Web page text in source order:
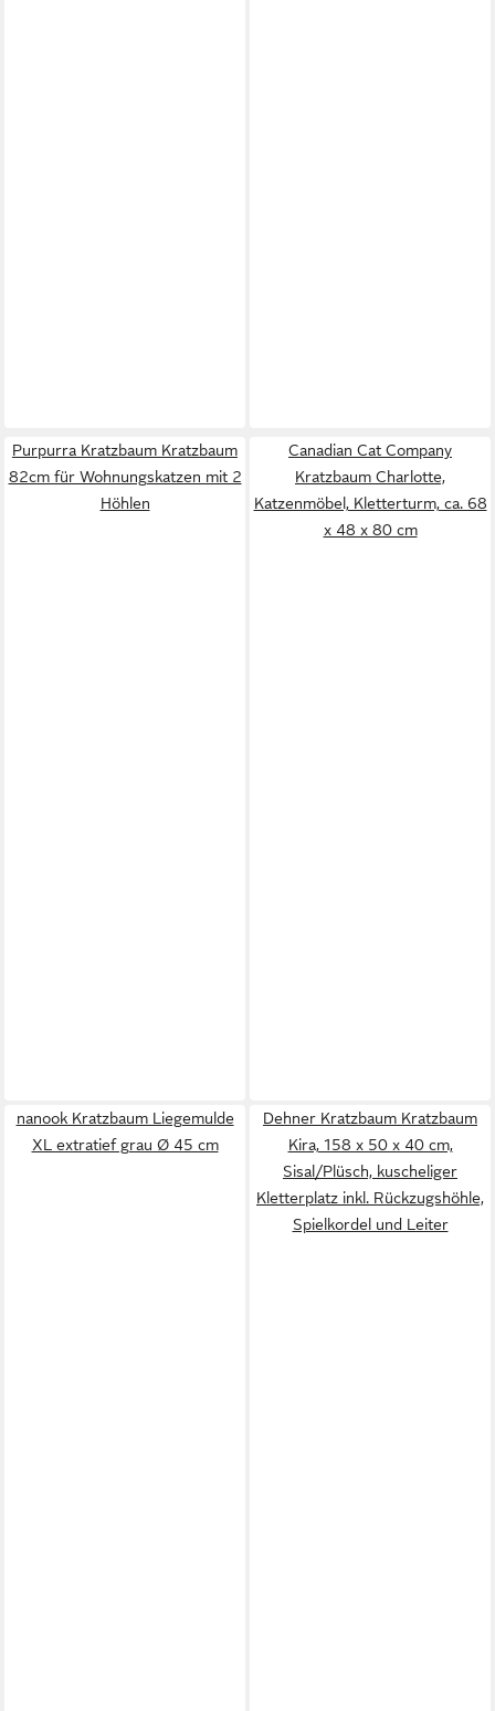
Purpurra Kratzbaum Kratzbaum
82cm für Wohnungskatzen mit 2
Höhlen
Canadian Cat Company
Kratzbaum Charlotte,
Katzenmöbel, Kletterturm, ca. 68
x 48 x 80 cm
nanook Kratzbaum Liegemulde
XL extratief grau Ø 45 cm
Dehner Kratzbaum Kratzbaum
Kira, 158 x 50 x 40 cm,
Sisal/Plüsch, kuscheliger
Kletterplatz inkl. Rückzugshöhle,
Spielkordel und Leiter